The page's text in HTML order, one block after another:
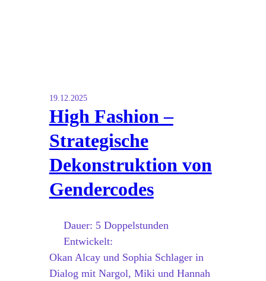
19.12.2025
High Fashion –
Strategische
Dekonstruktion von
Gendercodes
Dauer: 5 Doppelstunden
Entwickelt:
Okan Alcay und Sophia Schlager in
Dialog mit Nargol, Miki und Hannah